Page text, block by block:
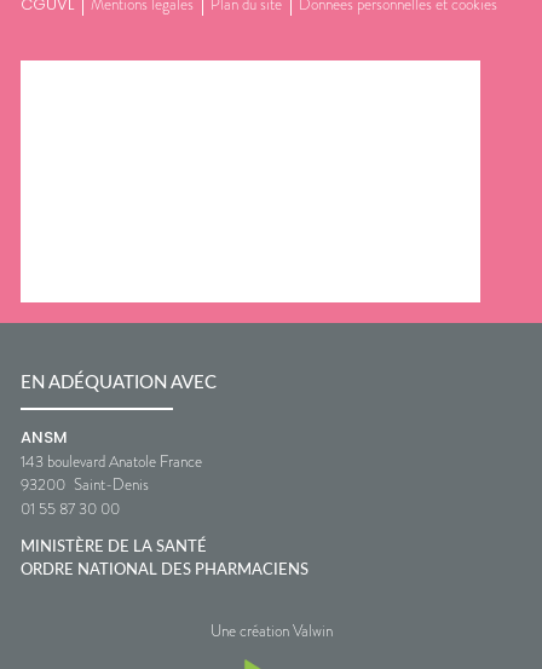
EN ADÉQUATION AVEC
ANSM
143 boulevard Anatole France
93200 Saint-Denis
01 55 87 30 00
MINISTÈRE DE LA SANTÉ
ORDRE NATIONAL DES PHARMACIENS
Une création Valwin